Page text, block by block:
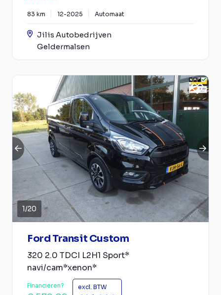
83 km 12-2025 Automaat
Jilis Autobedrijven
Geldermalsen
1/20
Ford Transit Custom
320 2.0 TDCI L2H1 Sport*
navi/cam*xenon*
Financieren? excl. BTW